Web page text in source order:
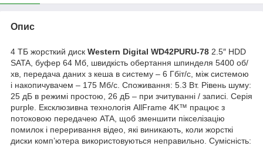
Опис
4 ТБ жорсткий диск Western Digital WD42PURU-78 2.5″ HDD
SATA, буфер 64 Мб, швидкість обертання шпинделя 5400 об/
хв, передача даних з кеша в систему – 6 Гбіт/с, між системою
і накопичувачем – 175 Мб/с. Споживання: 5.3 Вт. Рівень шуму:
25 дБ в режимі простою, 26 дБ – при зчитуванні / записі. Серія
purple. Ексклюзивна технологія AllFrame 4K™ працює з
потоковою передачею ATA, щоб зменшити пікселізацію
помилок і переривання відео, які виникають, коли жорсткі
диски комп’ютера використовуються неправильно. Сумісність: